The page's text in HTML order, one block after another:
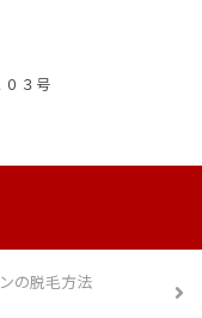
３号
の脱毛方法